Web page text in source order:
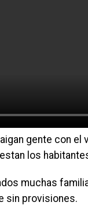
gente con el
los
muchas
sin provisiones.